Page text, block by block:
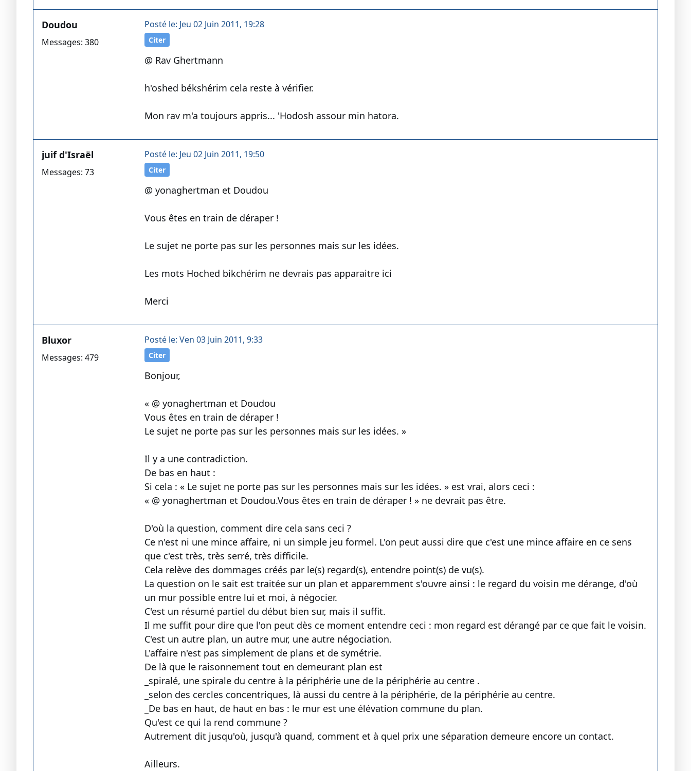
Doudou
Messages: 380
Posté le: Jeu 02 Juin 2011, 19:28
Citer
@ Rav Ghertmann
h'oshed békshérim cela reste à vérifier.
Mon rav m'a toujours appris... 'Hodosh assour min hatora.
juif d'Israël
Messages: 73
Posté le: Jeu 02 Juin 2011, 19:50
Citer
@ yonaghertman et Doudou
Vous êtes en train de déraper !
Le sujet ne porte pas sur les personnes mais sur les idées.
Les mots Hoched bikchérim ne devrais pas apparaitre ici
Merci
Bluxor
Messages: 479
Posté le: Ven 03 Juin 2011, 9:33
Citer
Bonjour,
« @ yonaghertman et Doudou
Vous êtes en train de déraper !
Le sujet ne porte pas sur les personnes mais sur les idées. »
Il y a une contradiction.
De bas en haut :
Si cela : « Le sujet ne porte pas sur les personnes mais sur les idées. » est vrai, alors ceci :
« @ yonaghertman et Doudou.Vous êtes en train de déraper ! » ne devrait pas être.
D'où la question, comment dire cela sans ceci ?
Ce n'est ni une mince affaire, ni un simple jeu formel. L'on peut aussi dire que c'est une mince affaire en ce sens
que c'est très, très serré, très difficile.
Cela relève des dommages créés par le(s) regard(s), entendre point(s) de vu(s).
La question on le sait est traitée sur un plan et apparemment s'ouvre ainsi : le regard du voisin me dérange, d'où
un mur possible entre lui et moi, à négocier.
C'est un résumé partiel du début bien sur, mais il suffit.
Il me suffit pour dire que l'on peut dès ce moment entendre ceci : mon regard est dérangé par ce que fait le voisin.
C'est un autre plan, un autre mur, une autre négociation.
L'affaire n'est pas simplement de plans et de symétrie.
De là que le raisonnement tout en demeurant plan est
_spiralé, une spirale du centre à la périphérie une de la périphérie au centre .
_selon des cercles concentriques, là aussi du centre à la périphérie, de la périphérie au centre.
_De bas en haut, de haut en bas : le mur est une élévation commune du plan.
Qu'est ce qui la rend commune ?
Autrement dit jusqu'où, jusqu'à quand, comment et à quel prix une séparation demeure encore un contact.
Ailleurs.